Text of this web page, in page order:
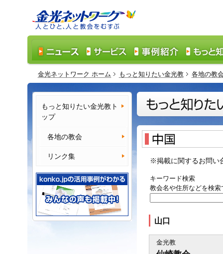
金光ネットワーク ホーム もっと知りたい金光教 各地の教
※掲載に関するお問い
キーワード検索
教会名や住所などを検
山口
金光教
もっと知りたい金光教ト
ップ
各地の教会
リンク集